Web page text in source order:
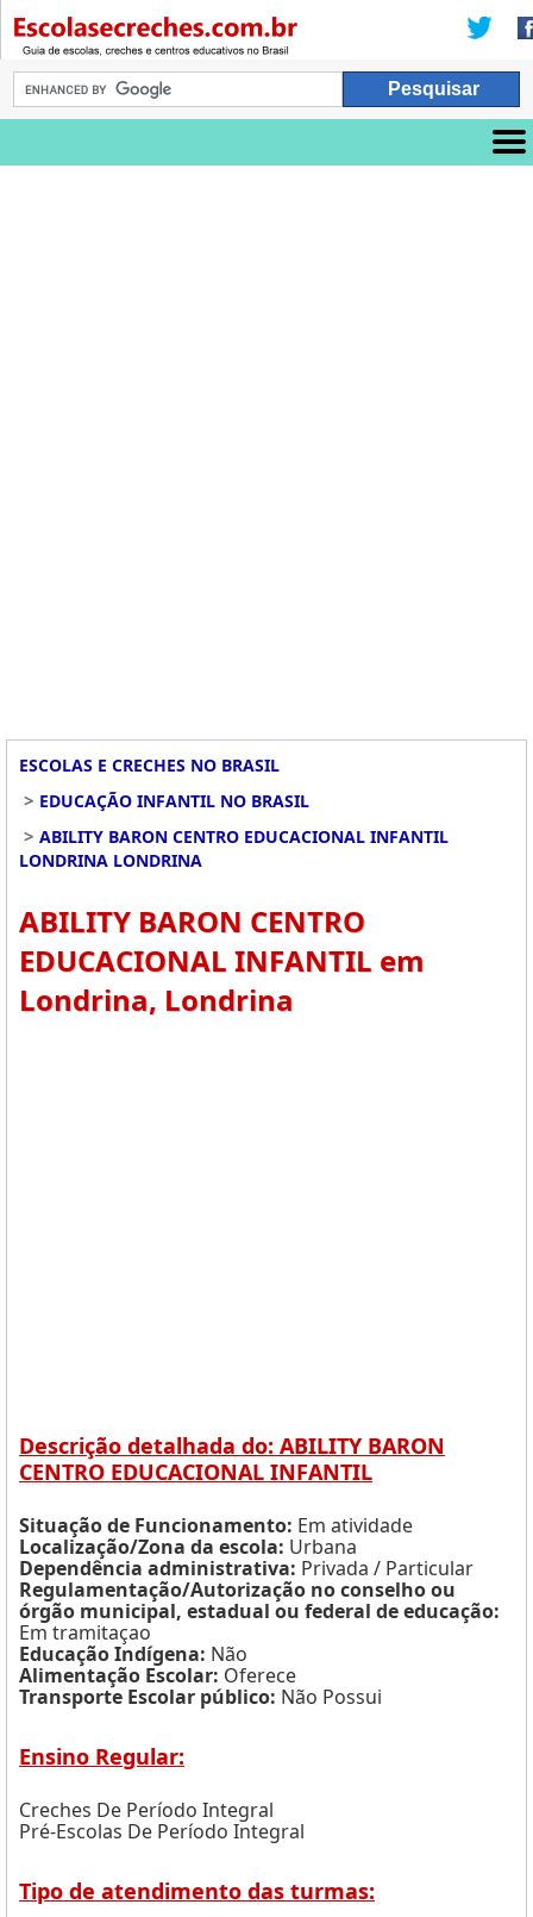
ESCOLAS E CRECHES NO BRASIL
> EDUCAÇÃO INFANTIL NO BRASIL
> ABILITY BARON CENTRO EDUCACIONAL INFANTIL
LONDRINA LONDRINA
ABILITY BARON CENTRO
EDUCACIONAL INFANTIL em
Londrina, Londrina
Descrição detalhada do: ABILITY BARON
CENTRO EDUCACIONAL INFANTIL
Situação de Funcionamento: Em atividade
Localização/Zona da escola: Urbana
Dependência administrativa: Privada / Particular
Regulamentação/Autorização no conselho ou
órgão municipal, estadual ou federal de educação:
Em tramitaçao
Educação Indígena: Não
Alimentação Escolar: Oferece
Transporte Escolar público: Não Possui
Ensino Regular:
Creches De Período Integral
Pré-Escolas De Período Integral
Tipo de atendimento das turmas: